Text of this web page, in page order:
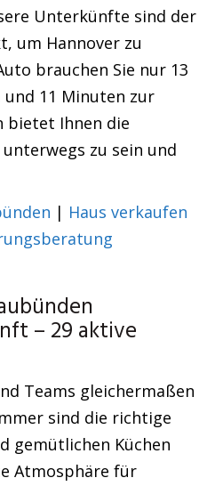
Unterkünfte sind der
um Hannover zu
brauchen Sie nur 13
11 Minuten zur
bietet Ihnen die
zu sein und
| Haus verkaufen
– 29 aktive
Teams gleichermaßen
sind die richtige
gemütlichen Küchen
Atmosphäre für